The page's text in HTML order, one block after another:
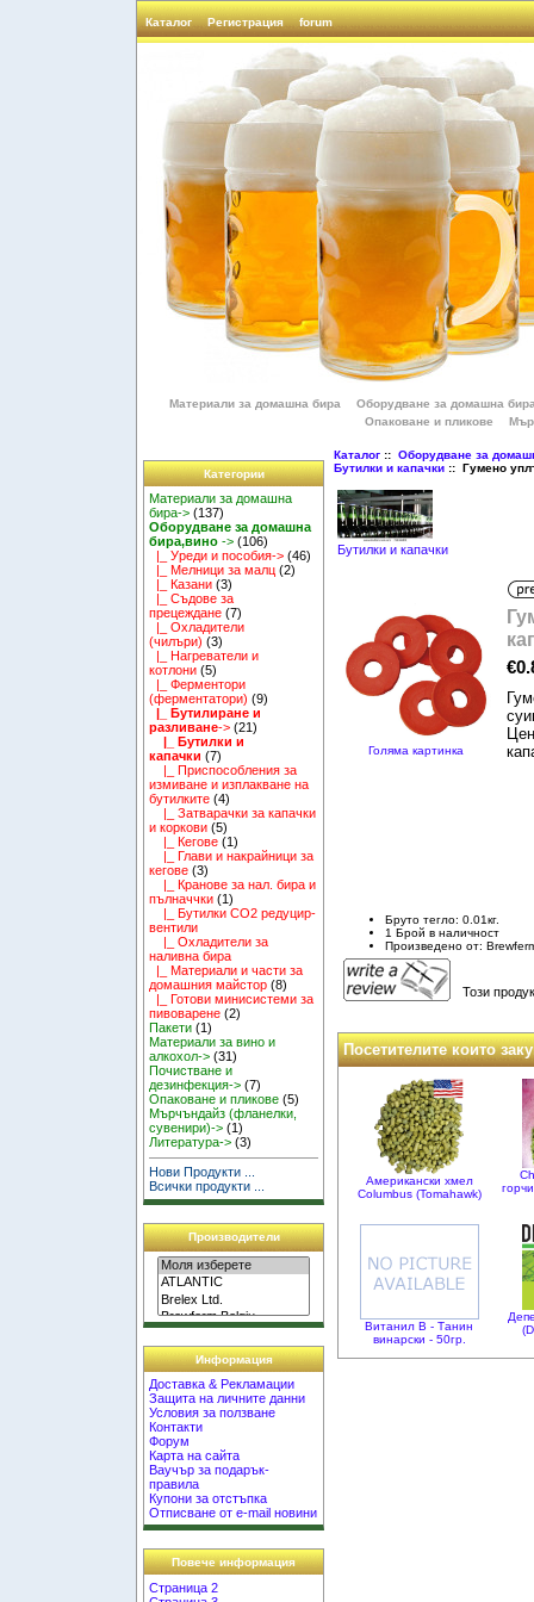
Каталог Регистрация forum
Материали за домашна бира
Оборудване за домашна
Опаковане и пликове
Категории
Материали за домашна
бира-> (137)
Оборудване за домашна
бира,вино-> (106)
|_ Уреди и пособия-> (46)
|_ Мелници за малц (2)
|_ Казани (3)
|_ Съдове за
прецеждане (7)
|_ Охладители
(чилъри) (3)
|_ Нагреватели и
котлони (5)
|_ Ферментори
(ферментатори) (9)
|_ Бутилиране и
разливане-> (21)
|_ Бутилки и
капачки (7)
|_ Приспособления за
измиване и изплакване на
бутилките (4)
|_ Затварачки за капачки
и коркови (5)
|_ Кегове (1)
|_ Глави и накрайници за
кегове (3)
|_ Кранове за нал. бира и
пълначчки (1)
|_ Бутилки CO2 редуцир-
вентили
|_ Охладители за
наливна бира
|_ Материали и части за
домашния майстор (8)
|_ Готови минисистеми за
пивоварене (2)
Пакети (1)
Материали за вино и
алкохол-> (31)
Почистване и
дезинфекция-> (7)
Опаковане и пликове (5)
Мърчъндайз (фланелки,
сувенири)-> (1)
Литература-> (3)
Нови Продукти ...
Всички продукти ...
Производители
Информация
Доставка & Рекламации
Защита на личните данни
Условия за ползване
Контакти
Форум
Карта на сайта
Ваучър за подарък-
правила
Купони за отстъпка
Отписване от e-mail новини
Повече информация
Страница 2
Каталог:: Оборудване за
Бутилки и капачки:: Гумено
Бутилки и капачки
Голяма картинка
Бруто тегло: 0.01кг.
1 Брой в наличност
Произведено от:
Този
Посетителите които
Американски хмел
Columbus (Tomahawk)
Витанил B - Танин
винарски - 50гр.